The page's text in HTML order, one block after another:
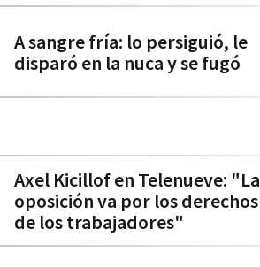
A sangre fría: lo persiguió, le
disparó en la nuca y se fugó
Axel Kicillof en Telenueve: "La
oposición va por los derechos
de los trabajadores"